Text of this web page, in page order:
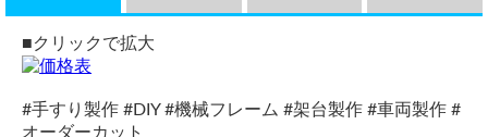
■クリックで拡大
#手すり製作 #DIY #機械フレーム #架台製作 #車両製作 #
オーダーカット